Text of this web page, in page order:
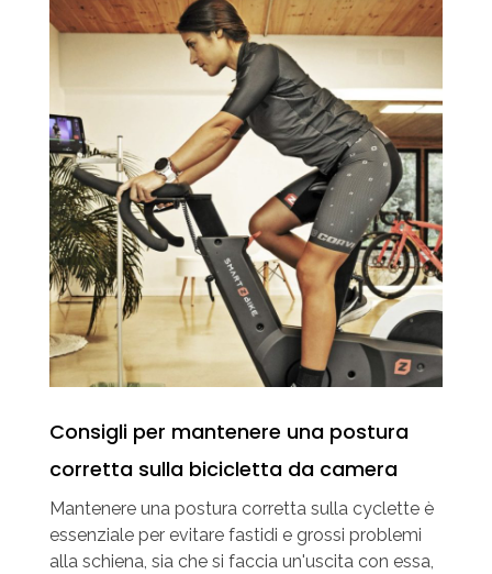
Consigli per mantenere una postura
corretta sulla bicicletta da camera
Mantenere una postura corretta sulla cyclette è
essenziale per evitare fastidi e grossi problemi
alla schiena, sia che si faccia un'uscita con essa,